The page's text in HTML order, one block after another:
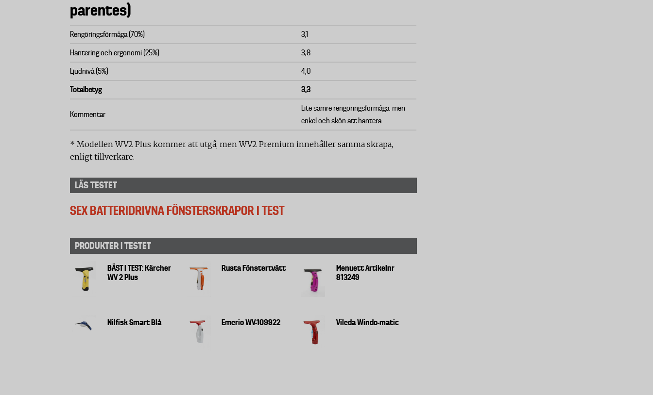
parentes)
Rengöringsförmåga (70%) 3,1
Hantering och ergonomi (25%) 3,8
Ljudnivå (5%) 4,0
Totalbetyg 3,3
Kommentar
Lite sämre rengöringsförmåga. men
enkel och skön att hantera.
* Modellen WV2 Plus kommer att utgå, men WV2 Premium innehåller samma skrapa,
enligt tillverkare.
LÄS TESTET
SEX BATTERIDRIVNA FÖNSTERSKRAPOR I TEST
PRODUKTER I TESTET
BÄST I TEST: Kärcher
WV 2 Plus
Rusta Fönstertvätt
Menuett Artikelnr
813249
Nilfisk Smart Blå Emerio WV-109922 Vileda Windo-matic